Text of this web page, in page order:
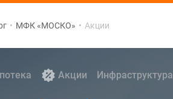
• МФК «МОСКО» • Акции
Акции Инфраструктура